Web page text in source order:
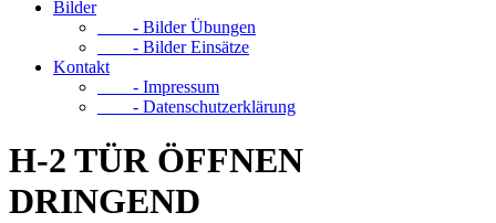
Bilder
- Bilder Übungen
- Bilder Einsätze
Kontakt
- Impressum
- Datenschutzerklärung
H-2 TÜR ÖFFNEN
DRINGEND